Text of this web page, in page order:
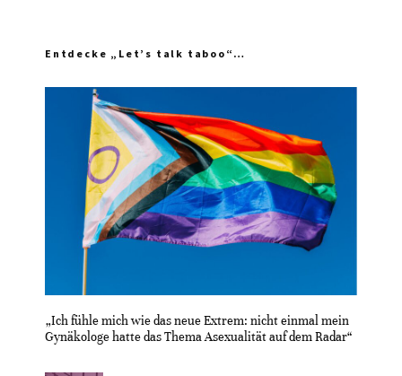
Entdecke „Let’s talk taboo“…
„Ich fühle mich wie das neue Extrem: nicht einmal mein
Gynäkologe hatte das Thema Asexualität auf dem Radar“